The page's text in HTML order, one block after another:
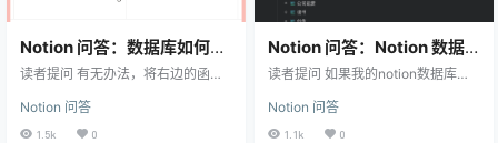
Notion 问答：数据库如何调
用 sum 的值来计算？
读者提问 有无办法，将右边的函数
的数据计算出来？ 比如说：6 那一
行，函数字段（使用频率的占比）=
Notion 问答
1.5k 0
Notion 问答：Notion 数据
库层级嵌套太深怎么办？
读者提问 如果我的notion数据库嵌
容而不用一个一个打开呢，功能类
似于思维导图。 我的回答 首先 Noti
Notion 问答
1.1k 0